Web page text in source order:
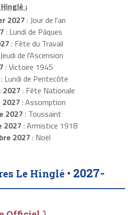
:
2027: Jour de l'an
: Lundi de Pâques
: Fête du Travail
de l'Ascension
: Victoire 1945
: Lundi de Pentecôte
2027: Fête Nationale
2027: Assomption
2027: Toussaint
2027: Armistice 1918
2027: Noël
Le Hinglé • 2027-